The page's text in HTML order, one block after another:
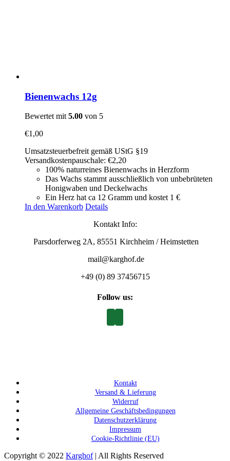
Bienenwachs 12g
Bewertet mit 5.00 von 5
€1,00
Umsatzsteuerbefreit gemäß UStG §19
Versandkostenpauschale: €2,20
100% naturreines Bienenwachs in Herzform
Das Wachs stammt ausschließlich von unbebrüteten
Honigwaben und Deckelwachs
Ein Herz hat ca 12 Gramm und kostet 1 €
In den Warenkorb Details
Kontakt Info:
Parsdorferweg 2A, 85551 Kirchheim / Heimstetten
mail@karghof.de
+49 (0) 89 37456715
Follow us:
Kontakt
Versand & Lieferung
Widerruf
Allgemeine Geschäftsbedingungen
Datenschutzerklärung
Impressum
Cookie-Richtlinie (EU)
Copyright © 2022 Karghof| All Rights Reserved